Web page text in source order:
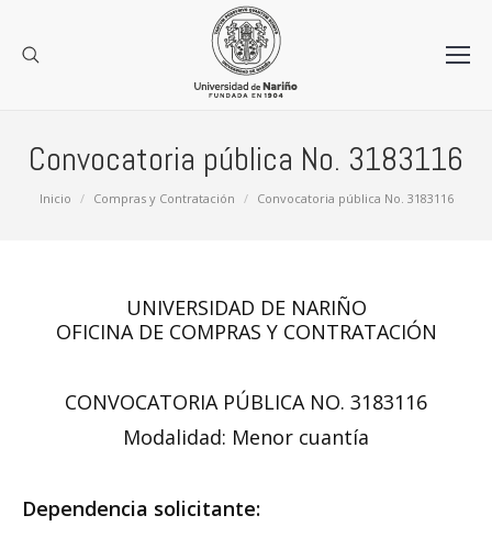
Convocatoria pública No. 3183116
Estás aquí:
Inicio Compras y Contratación Convocatoria pública No. 3183116
UNIVERSIDAD DE NARIÑO
OFICINA DE COMPRAS Y CONTRATACIÓN
CONVOCATORIA PÚBLICA NO. 3183116
Modalidad: Menor cuantía
Dependencia solicitante: